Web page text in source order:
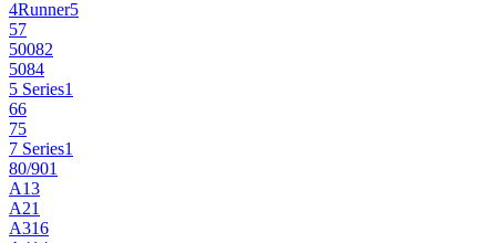
4Runner5
57
50082
5084
5 Series1
66
75
7 Series1
80/901
A13
A21
A316